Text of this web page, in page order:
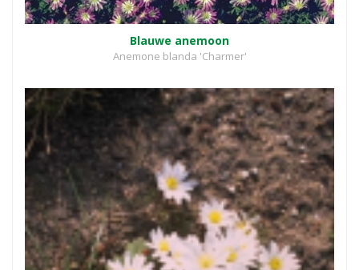
Blauwe anemoon
Anemone blanda 'Charmer'